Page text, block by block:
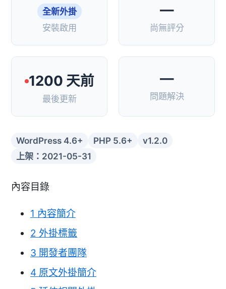
全新外掛
安裝啟用
—
尚無評分
1200 天前
最後更新
—
問題解決
WordPress 4.6+ PHP 5.6+
v1.2.0
上架：2021-05-31
內容目錄
1 內容簡介
2 外掛標籤
3 開發者團隊
4 原文外掛簡介